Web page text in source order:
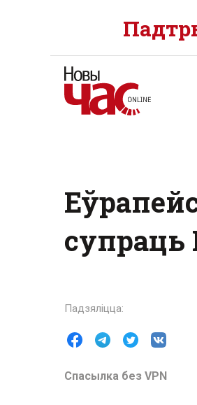
супраць
Спасылка без VPN